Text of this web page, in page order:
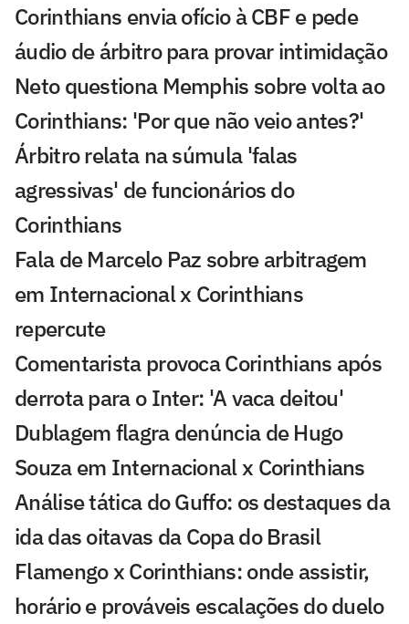
Corinthians envia ofício à CBF e pede
áudio de árbitro para provar intimidação
Neto questiona Memphis sobre volta ao
Corinthians: 'Por que não veio antes?'
Árbitro relata na súmula 'falas
agressivas' de funcionários do
Corinthians
Fala de Marcelo Paz sobre arbitragem
em Internacional x Corinthians
repercute
Comentarista provoca Corinthians após
derrota para o Inter: 'A vaca deitou'
Dublagem flagra denúncia de Hugo
Souza em Internacional x Corinthians
Análise tática do Guffo: os destaques da
ida das oitavas da Copa do Brasil
Flamengo x Corinthians: onde assistir,
horário e prováveis escalações do duelo